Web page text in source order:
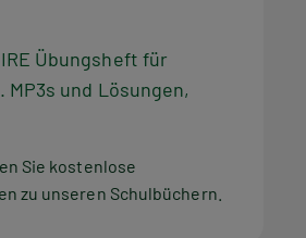
Übungsheft für
und Lösungen,
Sie kostenlose
zu unseren Schulbüchern.